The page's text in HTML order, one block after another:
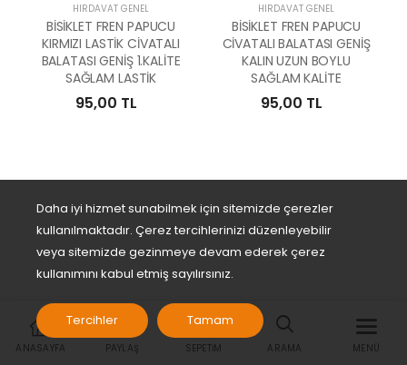
HIRDAVAT GENEL
BİSİKLET FREN PAPUCU
KIRMIZI LASTİK CİVATALI
BALATASI GENİŞ 1.KALİTE
SAĞLAM LASTİK
95,00 TL
HIRDAVAT GENEL
BİSİKLET FREN PAPUCU
CİVATALI BALATASI GENİŞ
KALIN UZUN BOYLU
SAĞLAM KALİTE
95,00 TL
HIRDAVAT GENEL HIRDAVAT GENEL
ANASAYFA PAYLAŞ SEPETIM ARAMA MENÜ
Daha iyi hizmet sunabilmek için sitemizde çerezler
kullanılmaktadır. Çerez tercihlerinizi düzenleyebilir
veya sitemizde gezinmeye devam ederek çerez
kullanımını kabul etmiş sayılırsınız.
Tercihler Tamam